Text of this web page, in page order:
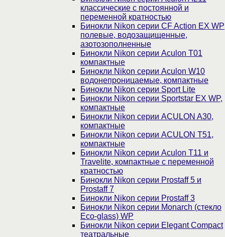
классические с постоянной и
переменной кратностью
Бинокли Nikon серии СF Action EX WP
полевые, водозащищенные,
азотозополненные
Бинокли Nikon серии Aculon T01
компактные
Бинокли Nikon серии Aculon W10
водонепроницаемые, компактные
Бинокли Nikon серии Sport Lite
Бинокли Nikon серии Sportstar EX WP,
компактные
Бинокли Nikon серии ACULON A30,
компактные
Бинокли Nikon серии ACULON Т51,
компактные
Бинокли Nikon серии Aculon T11 и
Travelite, компактные с переменной
кратностью
Бинокли Nikon серии Prostaff 5 и
Prostaff 7
Бинокли Nikon серии Prostaff 3
Бинокли Nikon серии Monarch (стекло
Eco-glass) WP
Бинокли Nikon серии Elegant Compact
театральные